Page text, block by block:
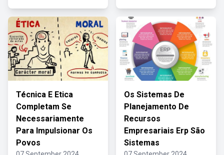
Técnica E Etica
Completam Se
Necessariamente
Para Impulsionar Os
Povos
Os Sistemas De
Planejamento De
Recursos
Empresariais Erp São
Sistemas